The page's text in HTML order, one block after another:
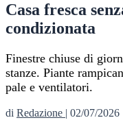
Casa fresca
condizionata
Finestre chiuse di
stanze. Piante
pale e ventilatori.
di Redazione | 02/07/2026